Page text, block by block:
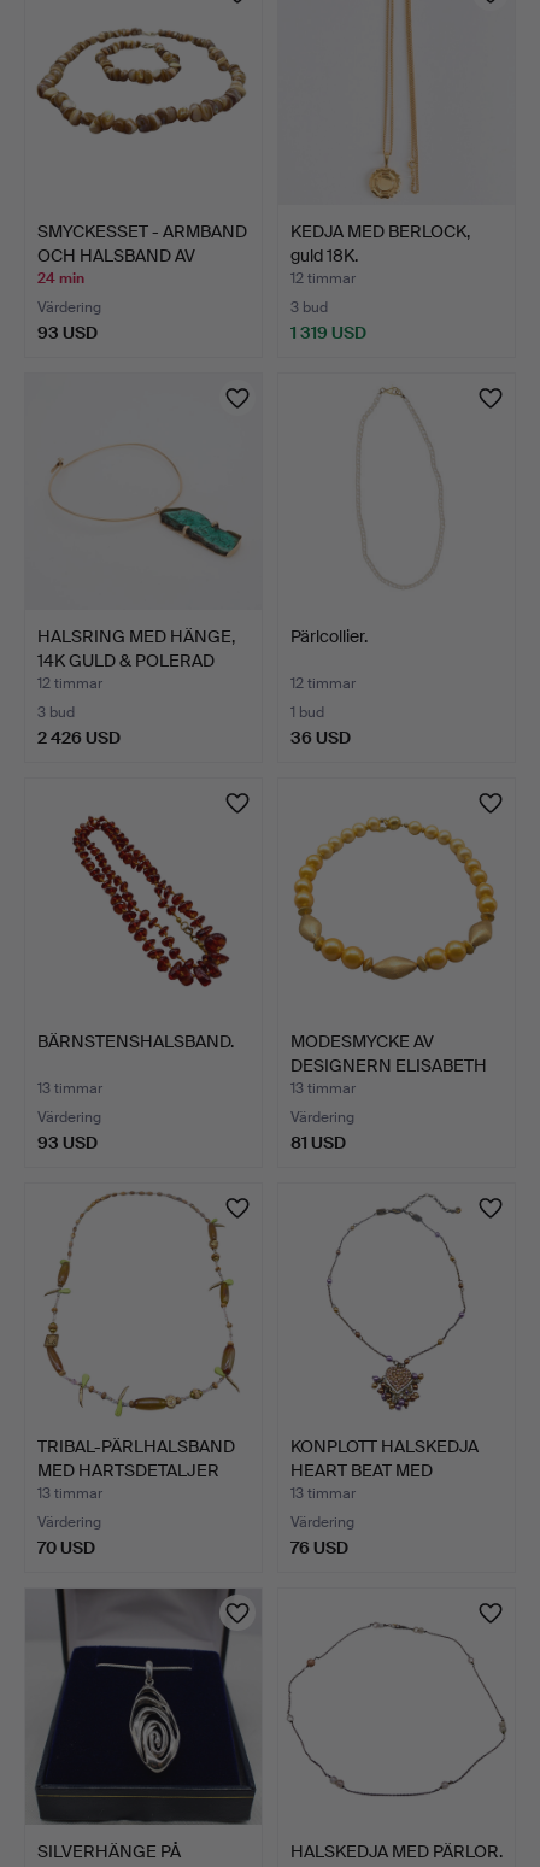
SMYCKESSET - ARMBAND
OCH HALSBAND AV
NATUR…
24 min
Värdering
93 USD
KEDJA MED BERLOCK,
guld 18K.
12 timmar
3 bud
1 319 USD
HALSRING MED HÄNGE,
14K GULD & POLERAD
MAL…
12 timmar
3 bud
2 426 USD
Pärlcollier.
12 timmar
1 bud
36 USD
BÄRNSTENSHALSBAND.
13 timmar
Värdering
93 USD
MODESMYCKE AV
DESIGNERN ELISABETH
NAEEN - …
13 timmar
Värdering
81 USD
TRIBAL-PÄRLHALSBAND
MED HARTSDETALJER
OCH …
13 timmar
Värdering
70 USD
KONPLOTT HALSKEDJA
HEART BEAT MED
HJÄRTHÄN…
13 timmar
Värdering
76 USD
SILVERHÄNGE PÅ
HALSKEDJA MED PÄRLOR.